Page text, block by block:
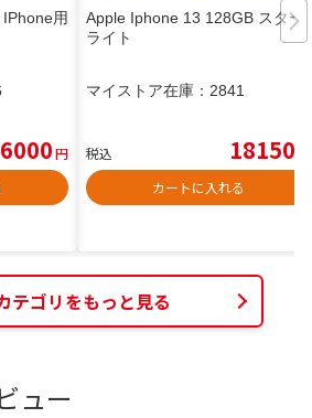
用
6000円
Apple Iphone 13 128GB スター
ライト
マイストア在庫： 2841
税込 18150
カートに入れる
テゴリをもっと見る
ュー